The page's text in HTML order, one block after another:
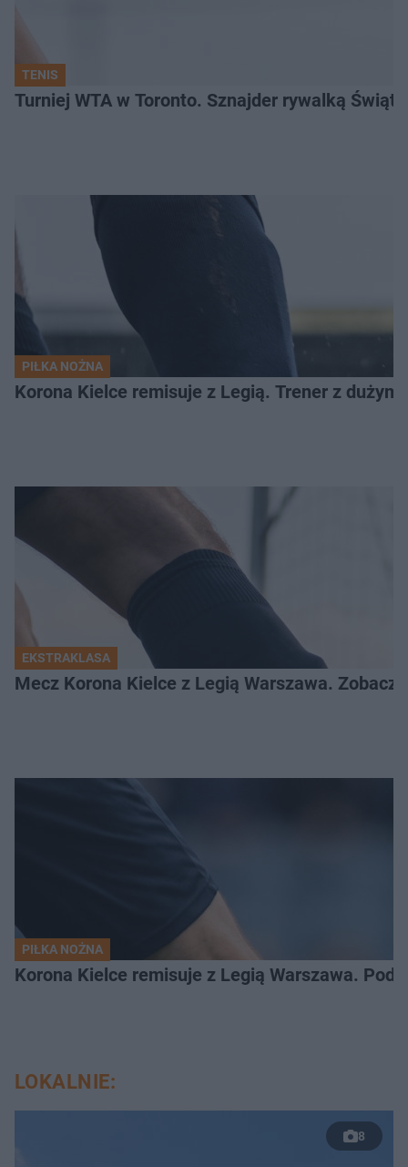
TENIS
Turniej WTA w Toronto. Sznajder rywalką
PIŁKA NOŻNA
Korona Kielce remisuje z Legią. Trener z dużym
EKSTRAKLASA
Mecz Korona Kielce z Legią Warszawa. Zobacz
PIŁKA NOŻNA
Korona Kielce remisuje z Legią Warszawa.
LOKALNIE:
8